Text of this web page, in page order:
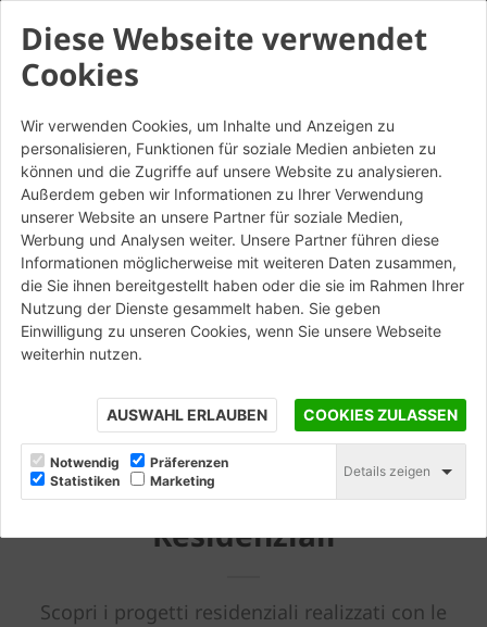
Diese Webseite verwendet
Cookies
Wir verwenden Cookies, um Inhalte und Anzeigen zu
personalisieren, Funktionen für soziale Medien anbieten zu
können und die Zugriffe auf unsere Website zu analysieren.
Außerdem geben wir Informationen zu Ihrer Verwendung
unserer Website an unsere Partner für soziale Medien,
Werbung und Analysen weiter. Unsere Partner führen diese
Informationen möglicherweise mit weiteren Daten zusammen,
die Sie ihnen bereitgestellt haben oder die sie im Rahmen Ihrer
Nutzung der Dienste gesammelt haben. Sie geben
Einwilligung zu unseren Cookies, wenn Sie unsere Webseite
weiterhin nutzen.
AUSWAHL ERLAUBEN COOKIES ZULASSEN
Notwendig
Präferenzen
Statistiken
Marketing
Details zeigen
Residenziali
Scopri i progetti residenziali realizzati con le